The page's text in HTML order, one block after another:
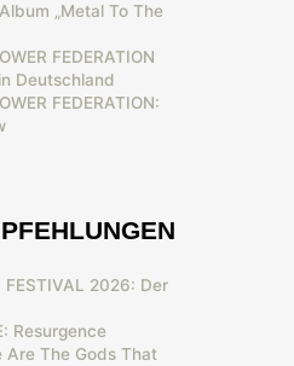
„Metal To The
FEDERATION
Deutschland
FEDERATION:
FESTIVAL 2026: Der
Resurgence
Are The Gods That